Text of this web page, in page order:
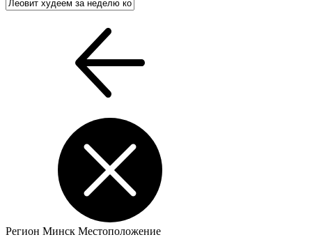
Регион Минск Местоположение